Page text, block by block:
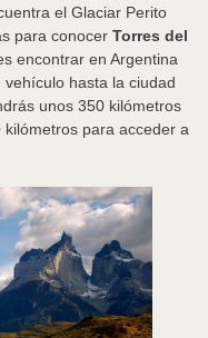
el Glaciar Perito
para conocer Torres del
encontrar en Argentina
hasta la ciudad
unos 350 kilómetros
para acceder a